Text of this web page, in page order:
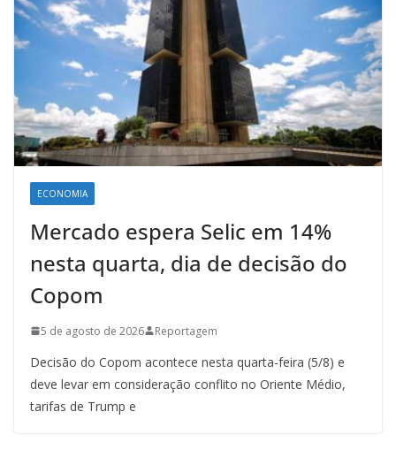
ECONOMIA
Mercado espera Selic em 14%
nesta quarta, dia de decisão do
Copom
5 de agosto de 2026 Reportagem
Decisão do Copom acontece nesta quarta-feira (5/8) e
deve levar em consideração conflito no Oriente Médio,
tarifas de Trump e